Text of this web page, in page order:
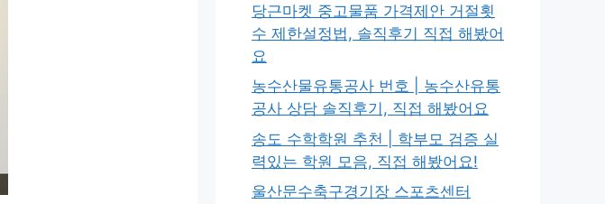
당근마켓 중고물품 가격제안 거절횟
수 제한설정법, 솔직후기 직접 해봤어
요
농수산물유통공사 번호 | 농수산유통
공사 상담 솔직후기, 직접 해봤어요
송도 수학학원 추천 | 학부모 검증 실
력있는 학원 모음, 직접 해봤어요!
울산문수축구경기장 스포츠센터